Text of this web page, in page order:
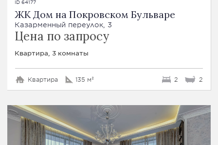
ID 64177
ЖК Дом на Покровском Бульваре
Казарменный переулок, 3
Цена по запросу
Квартира, 3 комнаты
Квартира 135 м² 2 2